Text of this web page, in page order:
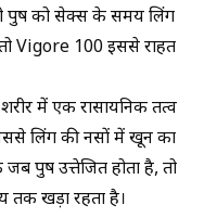
पुरुष को सेक्स के समय लिंग
तो Vigore 100 इससे राहत
में एक रासायनिक तत्व
लिंग की नसों में खून का
पुरुष उत्तेजित होता है, तो
खड़ा रहता है।